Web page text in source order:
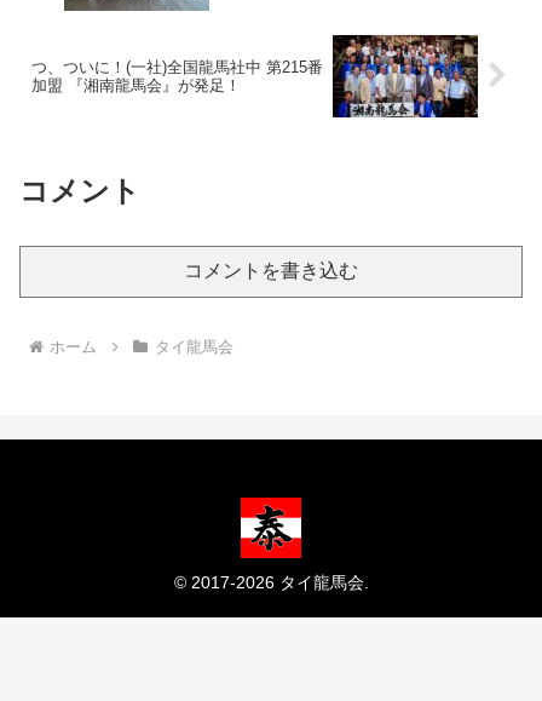
つ、ついに！(一社)全国龍馬社中 第215番
加盟 『湘南龍馬会』が発足！
コメント
コメントを書き込む
ホーム タイ龍馬会
© 2017-2026 タイ龍馬会.